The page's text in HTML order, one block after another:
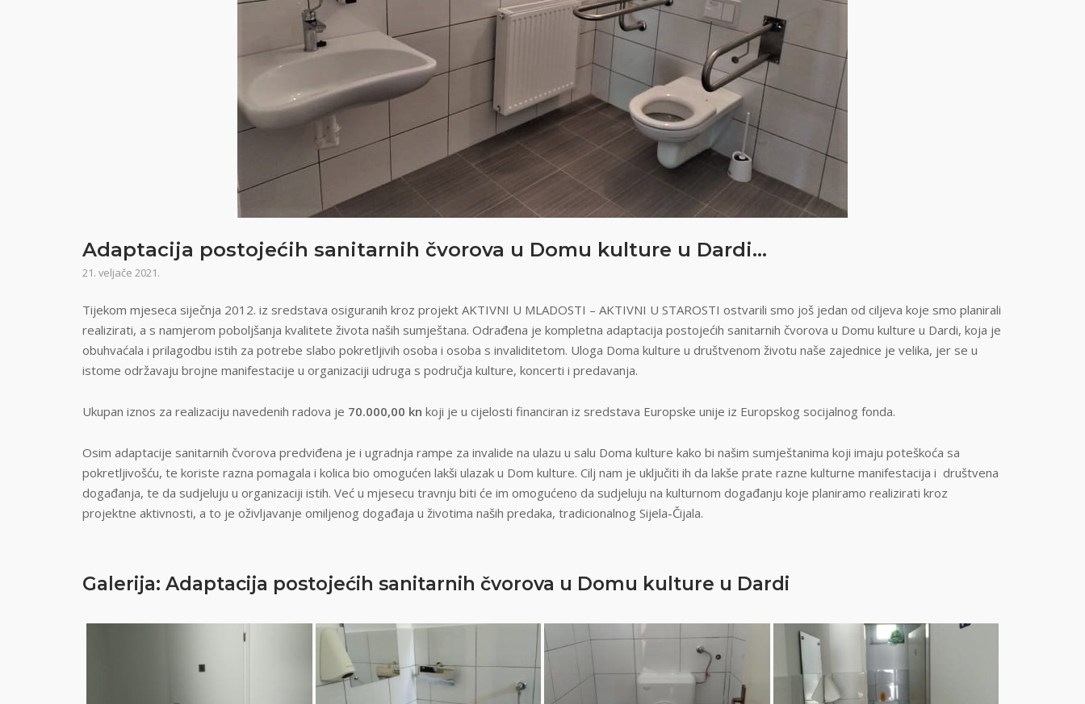
Adaptacija postojećih sanitarnih čvorova u Domu kulture u Dardi…
21. veljače 2021.
Tijekom mjeseca siječnja 2012. iz sredstava osiguranih kroz projekt AKTIVNI U MLADOSTI – AKTIVNI U STAROSTI ostvarili smo još jedan od ciljeva koje smo planirali
realizirati, a s namjerom poboljšanja kvalitete života naših sumještana. Odrađena je kompletna adaptacija postojećih sanitarnih čvorova u Domu kulture u Dardi, koja je
obuhvaćala i prilagodbu istih za potrebe slabo pokretljivih osoba i osoba s invaliditetom. Uloga Doma kulture u društvenom životu naše zajednice je velika, jer se u
istome održavaju brojne manifestacije u organizaciji udruga s područja kulture, koncerti i predavanja.
Ukupan iznos za realizaciju navedenih radova je 70.000,00 kn koji je u cijelosti financiran iz sredstava Europske unije iz Europskog socijalnog fonda.
Osim adaptacije sanitarnih čvorova predviđena je i ugradnja rampe za invalide na ulazu u salu Doma kulture kako bi našim sumještanima koji imaju poteškoća sa
pokretljivošću, te koriste razna pomagala i kolica bio omogućen lakši ulazak u Dom kulture. Cilj nam je uključiti ih da lakše prate razne kulturne manifestacija i društvena
događanja, te da sudjeluju u organizaciji istih. Već u mjesecu travnju biti će im omogućeno da sudjeluju na kulturnom događanju koje planiramo realizirati kroz
projektne aktivnosti, a to je oživljavanje omiljenog događaja u životima naših predaka, tradicionalnog Sijela-Čijala.
Galerija: Adaptacija postojećih sanitarnih čvorova u Domu kulture u Dardi